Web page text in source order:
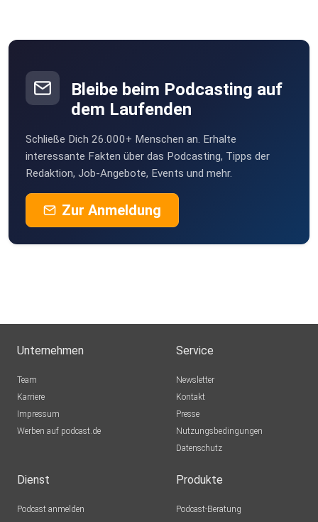
Bleibe beim Podcasting auf
dem Laufenden
Schließe Dich 26.000+ Menschen an. Erhalte
interessante Fakten über das Podcasting, Tipps der
Redaktion, Job-Angebote, Events und mehr.
Zur Anmeldung
Unternehmen
Team
Karriere
Impressum
Werben auf podcast.de
Service
Newsletter
Kontakt
Presse
Nutzungsbedingungen
Datenschutz
Dienst
Podcast anmelden
Produkte
Podcast-Beratung